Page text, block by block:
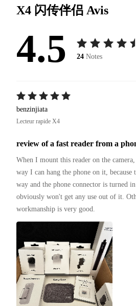
X4 闪传伴侣 Avis
4.5 24 Notes
benzinjiata
Lecteur rapide X4
review of a fast reader from a
When I mount this reader on the
way I can hang the phone on it, because
way and the phone connector is turned
obviously won't get any use out of it.
workmanship is very good.